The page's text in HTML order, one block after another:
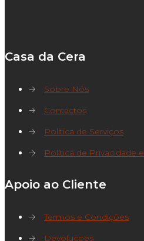
Casa da Cera
→
Sobre Nós
→
Contactos
→
Política de Serviços
→
Política de Privacidade
Apoio ao Cliente
→
Termos e Condições
→
Devoluções